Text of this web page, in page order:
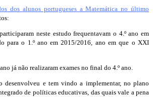
dos alunos portugueses a Matemática no último
neste estudo frequentavam o 4.º ano em
para o 1.º ano em 2015/2016, ano em que o XXI
já não realizaram exames no final do 4.º ano.
desenvolveu e tem vindo a implementar, no plano
de políticas educativas, das quais vale a pena